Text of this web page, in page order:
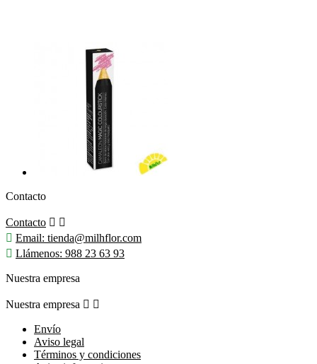
Contacto
Contacto  
 Email: tienda@milhflor.com
 Llámenos: 988 23 63 93
Nuestra empresa
Nuestra empresa  
Envío
Aviso legal
Términos y condiciones